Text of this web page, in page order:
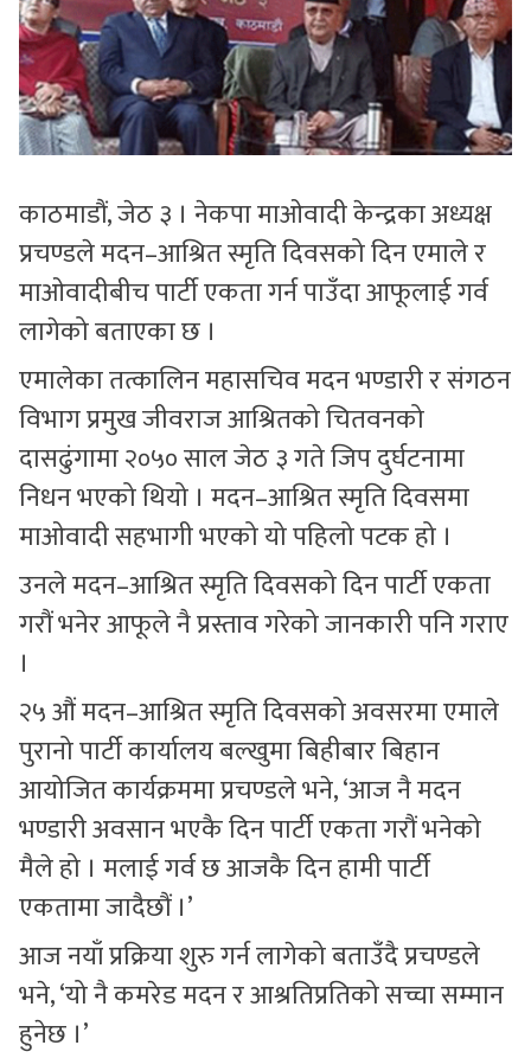
काठमाडौं, जेठ ३ । नेकपा माओवादी केन्द्रका अध्यक्ष
प्रचण्डले मदन–आश्रित स्मृति दिवसको दिन एमाले र
माओवादीबीच पार्टी एकता गर्न पाउँदा आफूलाई गर्व
लागेको बताएका छ ।
एमालेका तत्कालिन महासचिव मदन भण्डारी र संगठन
विभाग प्रमुख जीवराज आश्रितको चितवनको
दासढुंगामा २०५० साल जेठ ३ गते जिप दुर्घटनामा
निधन भएको थियो । मदन–आश्रित स्मृति दिवसमा
माओवादी सहभागी भएको यो पहिलो पटक हो ।
उनले मदन–आश्रित स्मृति दिवसको दिन पार्टी एकता
गरौं भनेर आफूले नै प्रस्ताव गरेको जानकारी पनि गराए
।
२५ औं मदन–आश्रित स्मृति दिवसको अवसरमा एमाले
पुरानो पार्टी कार्यालय बल्खुमा बिहीबार बिहान
आयोजित कार्यक्रममा प्रचण्डले भने, ‘आज नै मदन
भण्डारी अवसान भएकै दिन पार्टी एकता गरौं भनेको
मैले हो । मलाई गर्व छ आजकै दिन हामी पार्टी
एकतामा जादैछौं ।’
आज नयाँ प्रक्रिया शुरु गर्न लागेको बताउँदै प्रचण्डले
भने, ‘यो नै कमरेड मदन र आश्रतिप्रतिको सच्चा सम्मान
हुनेछ ।’